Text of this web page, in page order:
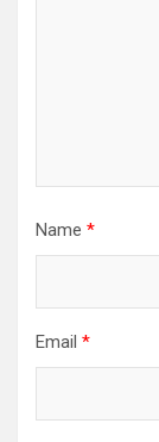
Name *
Email *